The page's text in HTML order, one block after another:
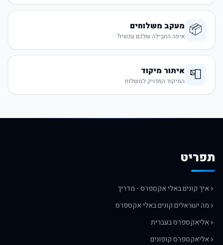
📦 מעקב משלוחים
איפה החבילה שלכם עכשיו?
📮 איתור מיקוד
המיקוד המדויק למשלוח
תפריט
איך קונים באלי אקספרס - מדריך
מה ישראלים קונים באלי אקספרס
אליאקספרס בעברית
אליאקספרס קופונים